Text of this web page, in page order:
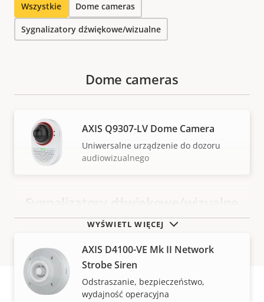
Wszystkie Dome cameras
Sygnalizatory dźwiękowe/wizualne
WYŚWIETL WIĘCEJ
Dome cameras
AXIS Q9307-LV Dome Camera
Uniwersalne urządzenie do dozoru
audiowizualnego
AXIS D4100-VE Mk II Network
Strobe Siren
Odstraszanie, bezpieczeństwo,
wydajność operacyjna